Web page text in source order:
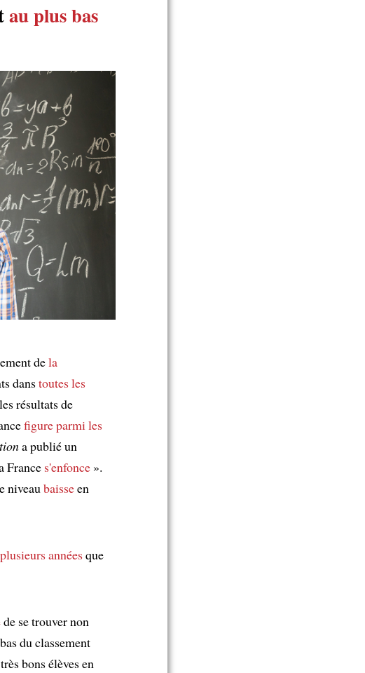
au plus bas
dela
danstoutes les
les résultats de
figure parmiles
a publié un
France s'enfonce ».
niveaubaisseen
plusieurs annéesque
de se trouver non
du classement
bons élèves en